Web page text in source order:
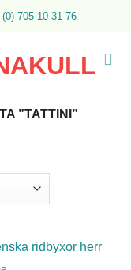
705 10 31 76
”TATTINI”